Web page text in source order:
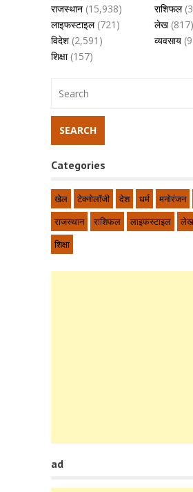
राजस्थान (15,938) राशिफल
लाइफस्टाइल(721) लेख (817)
विदेश(2,591) व्यवसाय
शिक्षा(157)
Categories
खेल टेक्नोलॉजी देश धर्म मनोरंजन
राजस्थान
राशिफल लाइफस्टाइल लेख
शिक्षा
ad